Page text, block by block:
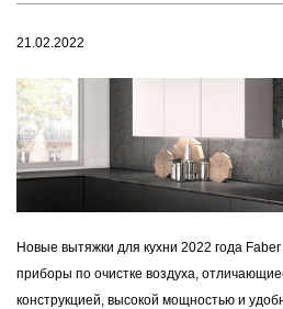
21.02.2022
Новые вытяжки для кухни 2022 года
приборы по очистке воздуха,
конструкцией, высокой мощностью и